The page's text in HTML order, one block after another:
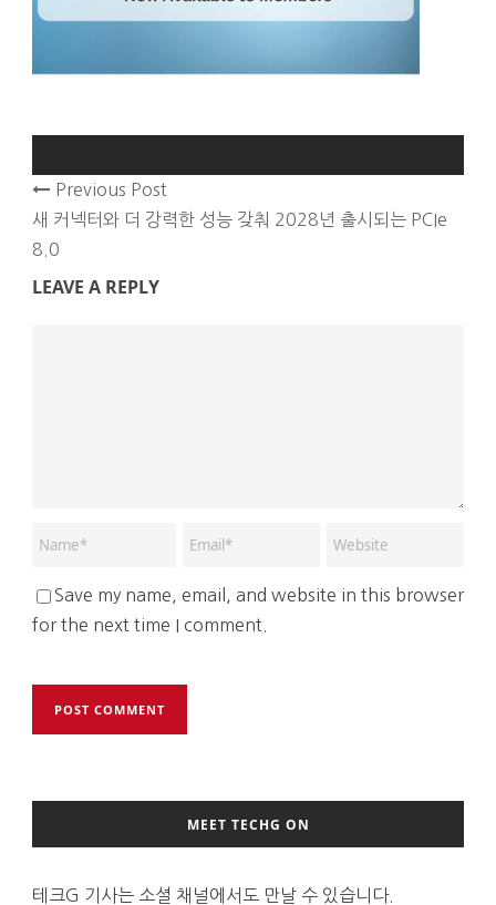
Previous Post
새 커넥터와 더 강력한 성능 갖춰 2028년 출시되는 PCIe
8.0
LEAVE A REPLY
Save my name, email, and website in this browser
for the next time I comment.
MEET TECHG ON
테크G 기사는 소셜 채널에서도 만날 수 있습니다.